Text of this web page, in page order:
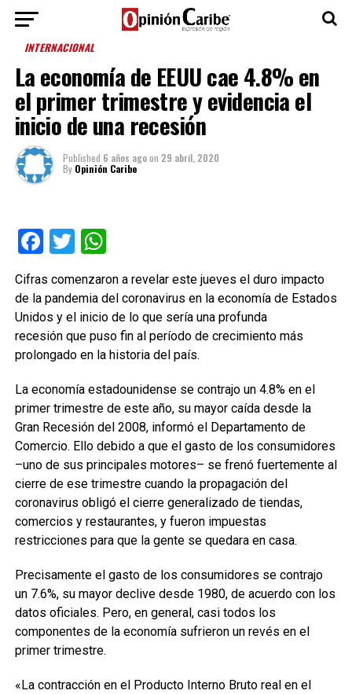
INTERNACIONAL
La economía de EEUU cae 4.8% en
el primer trimestre y evidencia el
inicio de una recesión
Published 6 años agoon 29 abril, 2020
By Opinión Caribe
Facebook
TwitterWhatsApp
Cifras comenzaron a revelar este jueves el duro impacto
de la pandemia del coronavirus en la economía de Estados
Unidos y el inicio de lo que sería una profunda
recesión que puso fin al período de crecimiento más
prolongado en la historia del país.
La economía estadounidense se contrajo un 4.8% en el
primer trimestre de este año, su mayor caída desde la
Gran Recesión del 2008, informó el Departamento de
Comercio. Ello debido a que el gasto de los consumidores
–uno de sus principales motores– se frenó fuertemente al
cierre de ese trimestre cuando la propagación del
coronavirus obligó el cierre generalizado de tiendas,
comercios y restaurantes, y fueron impuestas
restricciones para que la gente se quedara en casa.
Precisamente el gasto de los consumidores se contrajo
un 7.6%, su mayor declive desde 1980, de acuerdo con los
datos oficiales. Pero, en general, casi todos los
componentes de la economía sufrieron un revés en el
primer trimestre.
«La contracción en el Producto Interno Bruto real en el